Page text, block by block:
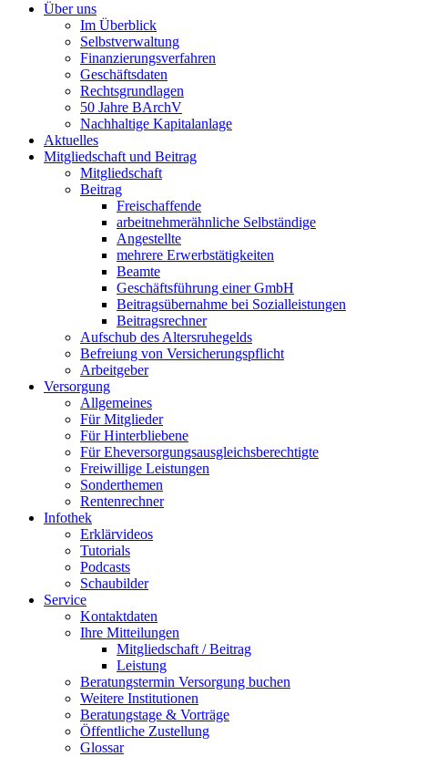
Über uns
Im Überblick
Selbstverwaltung
Finanzierungsverfahren
Geschäftsdaten
Rechtsgrundlagen
50 Jahre BArchV
Nachhaltige Kapitalanlage
Aktuelles
Mitgliedschaft und Beitrag
Mitgliedschaft
Beitrag
Freischaffende
arbeitnehmerähnliche Selbständige
Angestellte
mehrere Erwerbstätigkeiten
Beamte
Geschäftsführung einer GmbH
Beitragsübernahme bei Sozialleistungen
Beitragsrechner
Aufschub des Altersruhegelds
Befreiung von Versicherungspflicht
Arbeitgeber
Versorgung
Allgemeines
Für Mitglieder
Für Hinterbliebene
Für Eheversorgungsausgleichsberechtigte
Freiwillige Leistungen
Sonderthemen
Rentenrechner
Infothek
Erklärvideos
Tutorials
Podcasts
Schaubilder
Service
Kontaktdaten
Ihre Mitteilungen
Mitgliedschaft / Beitrag
Leistung
Beratungstermin Versorgung buchen
Weitere Institutionen
Beratungstage & Vorträge
Öffentliche Zustellung
Glossar